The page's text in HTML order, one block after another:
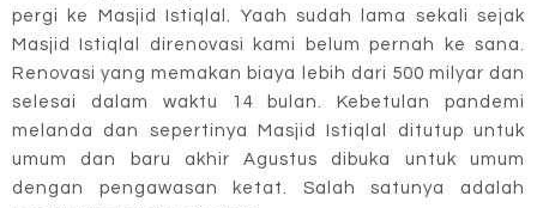
pergi ke Masjid Istiqlal. Yaah sudah lama sekali sejak
Masjid Istiqlal direnovasi kami belum pernah ke sana.
Renovasi yang memakan biaya lebih dari 500 milyar dan
selesai dalam waktu 14 bulan. Kebetulan pandemi
melanda dan sepertinya Masjid Istiqlal ditutup untuk
umum dan baru akhir Agustus dibuka untuk umum
dengan pengawasan ketat. Salah satunya adalah